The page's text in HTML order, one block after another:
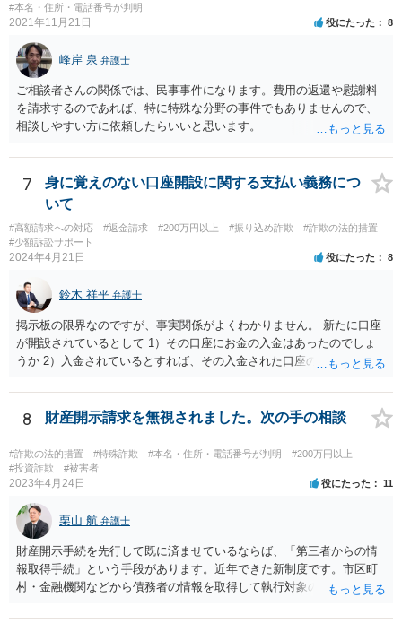
#本名・住所・電話番号が判明
2021年11月21日 役にたった 8
峰岸 泉 弁護士
ご相談者さんの関係では、民事事件になります。費用の返還や慰謝料
を請求するのであれば、特に特殊な分野の事件でもありませんので、
相談しやすい方に依頼したらいいと思います。
7
身に覚えのない口座開設に関する支払い義務につ
いて
#高額請求への対応 #返金請求 #200万円以上 #振り込め詐欺
#詐欺の法的措置
#少額訴訟サポート
2024年4月21日 役にたった 8
鈴木 祥平 弁護士
掲示板の限界なのですが、事実関係がよくわかりません。 新たに口座
が開設されているとして 1）その口座にお金の入金はあったのでしょ
うか 2）入金されているとすれば、その入金された口座の資金は引き
がポイントですよね。口座を悪用する人は、「その口座に入ったお金
を手に入れる」ことが目的ですから、あなたがキャッシュカードを持
っている場合には、キャッシュカードで引き出すことはあなたしかで
きませんから、できるとすれば、ネット上あるいはアプリ上で第三者
に送金することくらいだと思います。あなたの名義の口座であるか
ら、お金の動きくらいは調べることが可能であると思います。 その上
で、新しく開設した口座に資金が残っているのであれば、それを返せ
ばいいだけの話だと思いますし、残っていないのであれば、第三者に
送金をされたか、引き出されたどちらかだと思います。第三者に送金
をされてしまっているのであれば、その資金を送金先に返金を求める
などの措置を講じる必要があるのではないでしょうか。
8 財産開示請求を無視されました。次の手の相談
#詐欺の法的措置 #特殊詐欺 #本名・住所・電話番号が判明
#200万円以上
#投資詐欺
#被害者
2023年4月24日 役にたった 11
栗山 航 弁護士
財産開示手続を先行して既に済ませているならば、「第三者からの情
報取得手続」という手段があります。近年できた新制度です。市区町
村・金融機関などから債務者の情報を取得して執行対象の財産を探す
情報、②預貯金情報、③株式情報、④勤務先（給与の支給者）情報で